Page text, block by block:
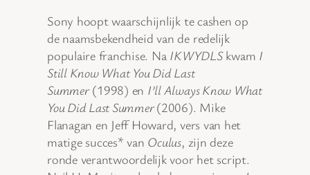
Sony hoopt waarschijnlijk te cashen op
de naamsbekendheid van de redelijk
populaire franchise. Na IKWYDLSkwam I
Still Know What You Did Last
Summer(1998) en I’ll Always Know What
You Did Last Summer(2006). Mike
Flanagan en Jeff Howard, vers van het
matige succes* van Oculus, zijn deze
ronde verantwoordelijk voor het script.